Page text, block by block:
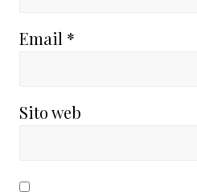
Email *
Sito web